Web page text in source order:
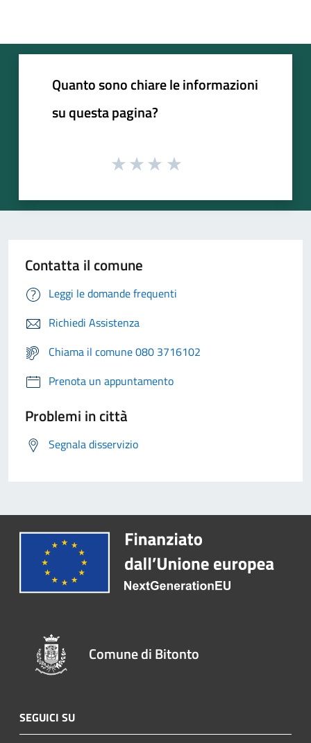
Quanto sono chiare le informazioni
su questa pagina?
Contatta il comune
Leggi le domande frequenti
Richiedi Assistenza
Chiama il comune 080 3716102
Prenota un appuntamento
Problemi in città
Segnala disservizio
Comune di Bitonto
SEGUICI SU